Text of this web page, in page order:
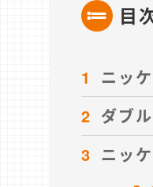
目
1
ニッ
2 ダブ
3 ニッ